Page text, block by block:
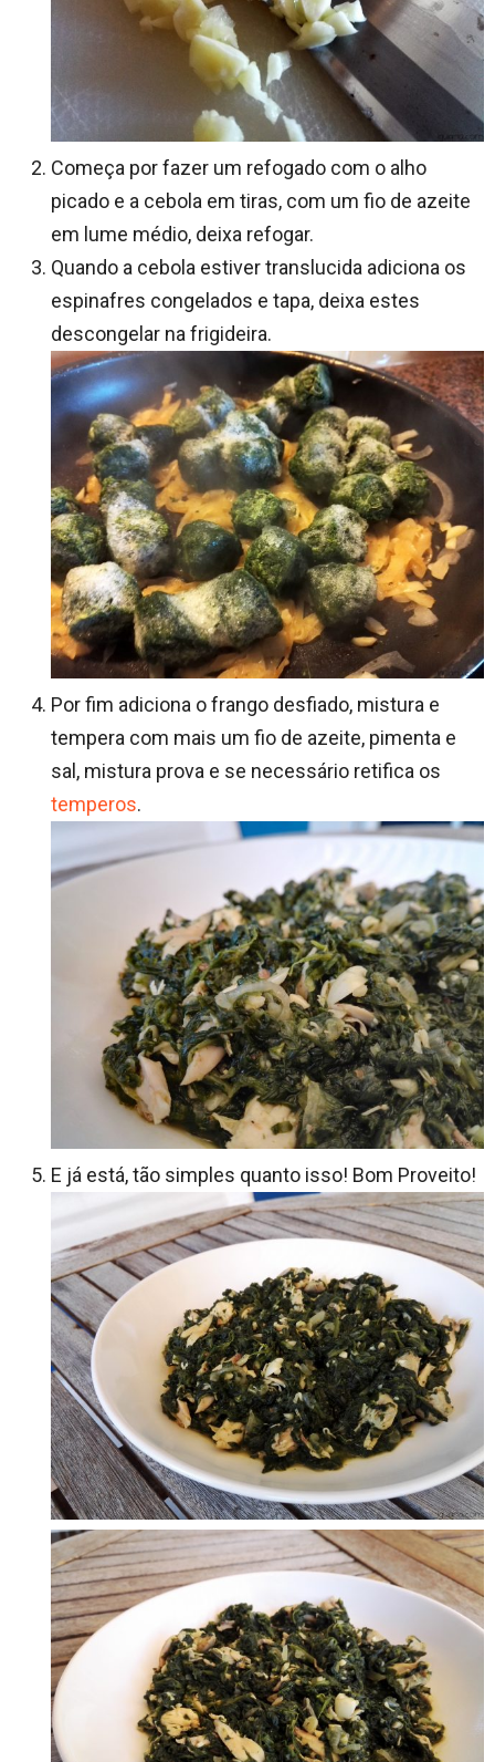
Começa por fazer um refogado com o alho
picado e a cebola em tiras, com um fio de azeite
em lume médio, deixa refogar.
Quando a cebola estiver translucida adiciona os
espinafres congelados e tapa, deixa estes
descongelar na frigideira.
Por fim adiciona o frango desfiado, mistura e
tempera com mais um fio de azeite, pimenta e
sal, mistura prova e se necessário retifica os
temperos.
E já está, tão simples quanto isso! Bom Proveito!